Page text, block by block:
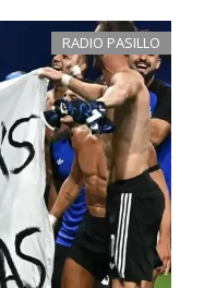
RADIO PASILLO